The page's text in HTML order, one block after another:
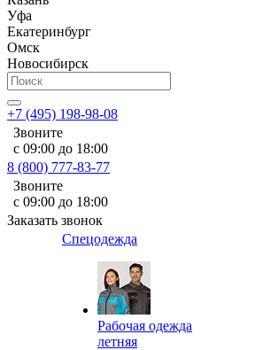
Уфа
Екатеринбург
Омск
Новосибирск
+7 (495) 198-98-08
Звоните
с 09:00 до 18:00
8 (800) 777-83-77
Звоните
с 09:00 до 18:00
Заказать звонок
Спецодежда
Рабочая одежда
летняя